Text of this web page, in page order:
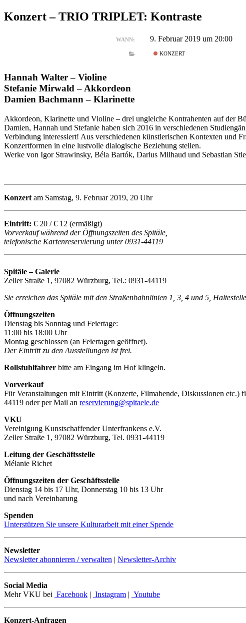
Konzert – TRIO TRIPLET: Kontraste
WANN: 9. Februar 2019 um 20:00
KONZERT
Hannah Walter – Violine
Stefanie Mirwald – Akkordeon
Damien Bachmann – Klarinette
Akkordeon, Klarinette und Violine – drei ungleiche Kontrahenten auf der
Damien, Hannah und Stefanie haben sich 2016 in verschiedenen
Verbindung interessiert! Aus verschiedenen künstlerischen Kontexten und
Konzertformen in eine lustvolle dialogische Beziehung stellen.
Werke von Igor Strawinsky, Béla Bartók, Darius Milhaud und Sebastian
Konzert am Samstag, 9. Februar 2019, 20 Uhr
Eintritt: € 20 / € 12 (ermäßigt)
Vorverkauf während der Öffnungszeiten des Spitäle,
telefonische Kartenreservierung unter 0931-44119
Spitäle – Galerie
Zeller Straße 1, 97082 Würzburg, Tel.: 0931-44119
Sie erreichen das Spitäle mit den Straßenbahnlinien 1, 3, 4 und 5,
Öffnungszeiten
Dienstag bis Sonntag und Feiertage:
11:00 bis 18:00 Uhr
Montag geschlossen (an Feiertagen geöffnet).
Der Eintritt zu den Ausstellungen ist frei.
Rollstuhlfahrer bitte am Eingang im Hof klingeln.
Vorverkauf
Für Veranstaltungen mit Eintritt (Konzerte, Filmabende, Diskussionen
44119 oder per Mail an reservierung@spitaele.de
VKU
Vereinigung Kunstschaffender Unterfrankens e.V.
Zeller Straße 1, 97082 Würzburg, Tel. 0931-44119
Leitung der Geschäftsstelle
Mélanie Richet
Öffnungszeiten der Geschäftsstelle
Dienstag 14 bis 17 Uhr, Donnerstag 10 bis 13 Uhr
und nach Vereinbarung
Spenden
Unterstützen Sie unsere Kulturarbeit mit einer Spende
Newsletter
Newsletter abonnieren / verwalten | Newsletter-Archiv
Social Media
Mehr VKU bei Facebook | Instagram | Youtube
Konzert-Anfragen